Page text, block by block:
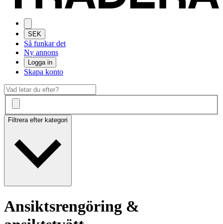
SEK
Så funkar det
Ny annons
Logga in
Skapa konto
Filtrera efter kategori
Ansiktsrengöring &